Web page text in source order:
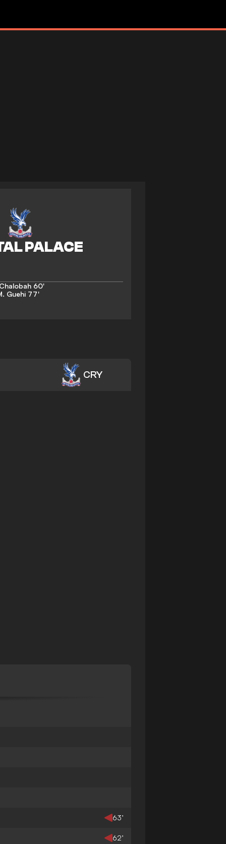
60'
Guehi 77'
CRY
63’
62’